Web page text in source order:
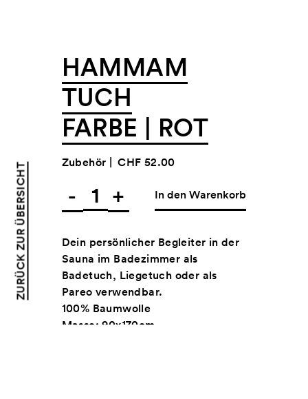
HAMMAM
TUCH
FARBE | ROT
Zubehör | CHF 52.00
- + In den Warenkorb
Dein persönlicher Begleiter in der
Sauna im Badezimmer als
Badetuch, Liegetuch oder als
Pareo verwendbar.
100% Baumwolle
Masse: 90x170cm
ZURÜCK ZUR ÜBERSICHT